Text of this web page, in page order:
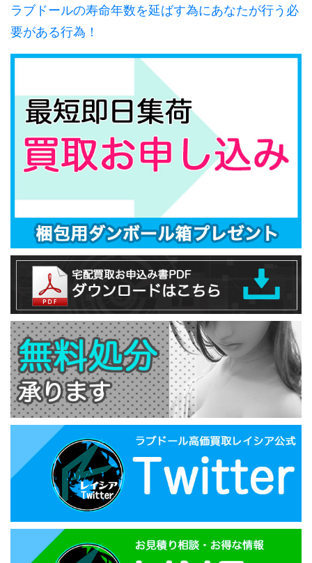
ラブドールの寿命年数を延ばす為にあなたが行う必
要がある行為！